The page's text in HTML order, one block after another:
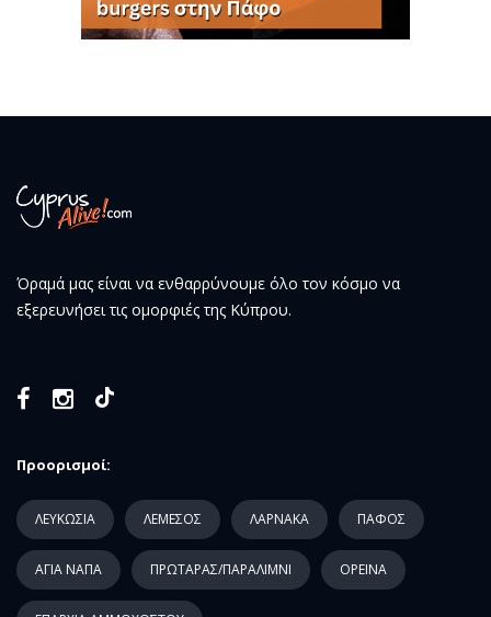
Όραμά μας είναι να ενθαρρύνουμε όλο τον κόσμο να
εξερευνήσει τις ομορφιές της Κύπρου.
Προορισμοί:
ΛΕΥΚΩΣΙΑ ΛΕΜΕΣΟΣ ΛΑΡΝΑΚΑ ΠΑΦΟΣ
ΑΓΙΑ ΝΑΠΑ ΠΡΩΤΑΡΑΣ/ΠΑΡΑΛΙΜΝΙ ΟΡΕΙΝΑ